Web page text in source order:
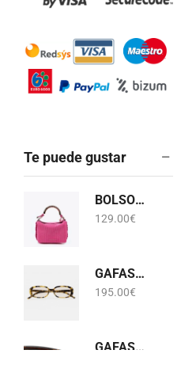
Te puede gustar
BOLSO PANA FUCSIA COLECCIÓN 1981 LOLA CASADEMUNT LF2504038
129.00€
GAFAS DE SOL KALEOS STIRLING C006
195.00€
GAFAS DE SOL DG 6205 512/85 DOLCE&GABBANA